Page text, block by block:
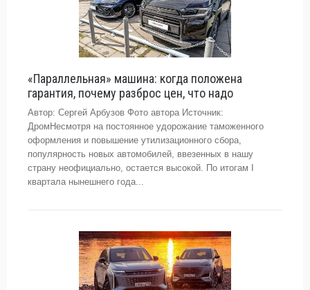
«Параллельная» машина: когда положена
гарантия, почему разброс цен, что надо
Автор: Сергей Арбузов Фото автора Источник:
ДромНесмотря на постоянное удорожание таможенного
оформления и повышение утилизационного сбора,
популярность новых автомобилей, ввезенных в нашу
страну неофициально, остается высокой. По итогам I
квартала нынешнего года...